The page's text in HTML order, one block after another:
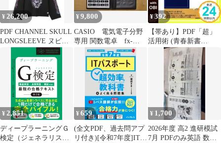
¥ 26,200
PDF CHANNEL SKULL
LONGSLEEVE ヌビア
¥9,800
CASIO 電気電子分野
専用 関数電卓 fx-
61F ケース、PDF版取
説付き
¥392
【帯あり】PDF「超」
活用術 (青春新書
INTELLIGENCE 249)
オンサイト_08
¥2,851
ディープラーニングＧ
検定（ジェネラリス
¥659
(全文PDF、過去問アプ
リ付き)[令和7年度]ITパ
¥ 1,700
2026年度 高2 進研模試
7月 PDFのみ英語 数学